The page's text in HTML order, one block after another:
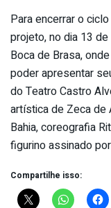
Para encerrar o
projeto, no dia 13
Boca de Brasa,
poder apresentar
do Teatro Castro
artística de Zeca de
Bahia, coreografia
figurino assinado
Compartilhe isso: